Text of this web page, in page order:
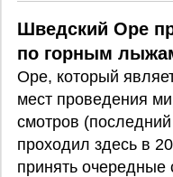
Шведский Оре
по горным
Оре, который
мест проведения
смотров
проходил здесь в
принять очередные